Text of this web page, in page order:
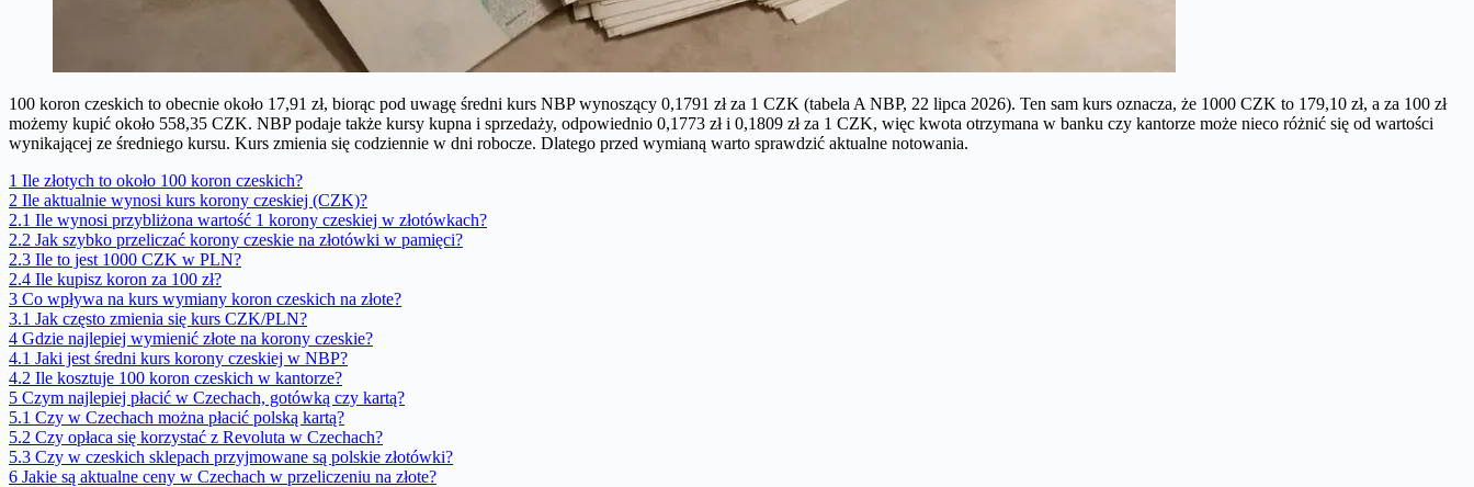
100 koron czeskich to obecnie około 17,91 zł, biorąc pod uwagę średni kurs NBP wynoszący 0,1791 zł za 1 CZK (tabela A NBP, 22 lipca 2026). Ten sam kurs oznacza, że 1000 CZK to 179,10 zł, a za 100 zł
możemy kupić około 558,35 CZK. NBP podaje także kursy kupna i sprzedaży, odpowiednio 0,1773 zł i 0,1809 zł za 1 CZK, więc kwota otrzymana w banku czy kantorze może nieco różnić się od wartości
wynikającej ze średniego kursu. Kurs zmienia się codziennie w dni robocze. Dlatego przed wymianą warto sprawdzić aktualne notowania.
1 Ile złotych to około 100 koron czeskich?
2 Ile aktualnie wynosi kurs korony czeskiej (CZK)?
2.1 Ile wynosi przybliżona wartość 1 korony czeskiej w złotówkach?
2.2 Jak szybko przeliczać korony czeskie na złotówki w pamięci?
2.3 Ile to jest 1000 CZK w PLN?
2.4 Ile kupisz koron za 100 zł?
3 Co wpływa na kurs wymiany koron czeskich na złote?
3.1 Jak często zmienia się kurs CZK/PLN?
4 Gdzie najlepiej wymienić złote na korony czeskie?
4.1 Jaki jest średni kurs korony czeskiej w NBP?
4.2 Ile kosztuje 100 koron czeskich w kantorze?
5 Czym najlepiej płacić w Czechach, gotówką czy kartą?
5.1 Czy w Czechach można płacić polską kartą?
5.2 Czy opłaca się korzystać z Revoluta w Czechach?
5.3 Czy w czeskich sklepach przyjmowane są polskie złotówki?
6 Jakie są aktualne ceny w Czechach w przeliczeniu na złote?